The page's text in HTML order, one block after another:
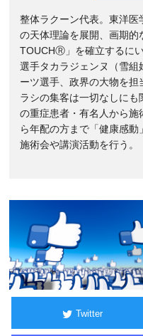
整体ラクーン代表。東洋
の天体理論を展開、画期
TOUCHⓇ」を確立するに
選手タカラジェンヌ（雪組
ーツ選手、政界の大物を
ラシの集客は一切なしにも
の重症患者・有名人から
ら年配の方まで「健康感
施術会や講演活動を行う。
Twitter